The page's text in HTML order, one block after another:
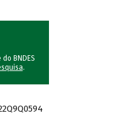
BNDES
.